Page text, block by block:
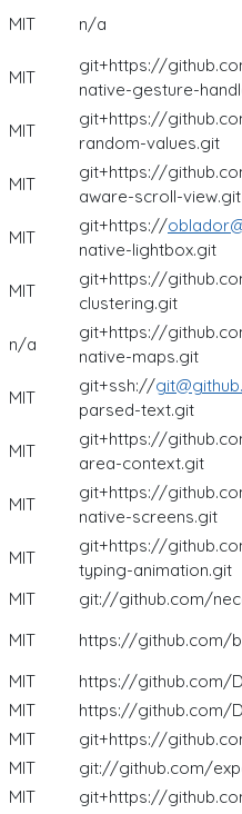
MIT n/a
MIT
git+https://
native-gesture-
MIT
git+https://
random-values.git
MIT
git+https://
aware-scroll-view.git
MIT
git+https://
native-lightbox.git
MIT
git+https://
clustering.git
n/a
git+https://
native-maps.git
MIT
git+ssh://
parsed-text.git
MIT
git+https://
area-context.git
MIT
git+https://
native-screens.git
MIT
git+https://
typing-animation.git
MIT git://github.com/
MIT https://github.com/
MIT https://github.com/
MIT https://github.com/
MIT git+https://
MIT git://github.com/
MIT git+https://